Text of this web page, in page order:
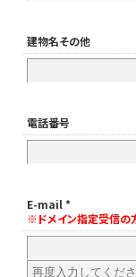
建物名その他
電話番号
E-mail *
※ドメイン指定受信